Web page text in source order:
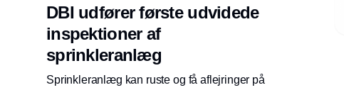
DBI udfører første udvidede
inspektioner af
sprinkleranlæg
Sprinkleranlæg kan ruste og få aflejringer på